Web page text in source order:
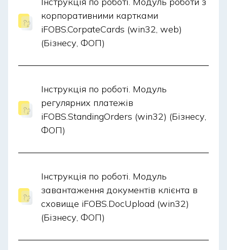
корпоративними картками
iFOBS.CorpateCards (win32, web)
(Бізнесу, ФОП)
Інструкція по роботі. Модуль
регулярних платежів
iFOBS.StandingOrders (win32) (Бізнесу,
ФОП)
Інструкція по роботі. Модуль
завантаження документів клієнта в
сховище iFOBS.DocUpload (win32)
(Бізнесу, ФОП)